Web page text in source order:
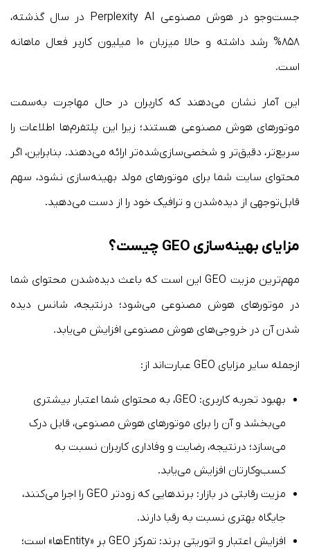
جست‌وجو در هوش مصنوعی Perplexity AI در سال گذشته،
۸۵۸% رشد داشته و حالا میزبان ۱۰ میلیون کاربر فعال ماهانه
است.
این آمار نشان می‌دهند که کاربران در حال مهاجرت به‌سمت
موتورهای هوش مصنوعی هستند؛ زیرا این پلتفرم‌ها اطلاعات را
سریع‌تر، دقیق‌تر و شخصی‌سازی‌شده‌تر ارائه می‌دهند. بنابراین، اگر
محتوای سایت شما برای موتورهای مولد بهینه‌سازی نشود، سهم
قابل‌توجهی از دیده‌شدن و ترافیک خود را از دست می‌دهید.
مزایای بهینه‌سازی GEO چیست؟
مهم‌ترین مزیت GEO این است که باعث دیده‌شدن محتوای شما
در موتورهای هوش مصنوعی می‌شود؛ درنتیجه، شانس دیده
شدن آن در خروجی‌های هوش مصنوعی افزایش می‌یابد.
ازجمله سایر مزایای GEO عبارت‌اند از:
بهبود تجربه کاربری: GEO، به محتوای شما اعتبار بیشتری
می‌بخشد و آن را برای موتورهای هوش مصنوعی، قابل درک
می‌سازد؛ درنتیجه، رضایت و وفاداری کاربران نسبت به
کسب‌وکارتان افزایش می‌یابد.
مزیت رقابتی در بازار: برندهایی که زودتر GEO را اجرا می‌کنند،
جایگاه بهتری نسبت به رقبا دارند.
افزایش اعتبار و اتوریتی برند: تمرکز GEO بر «Entityها» است؛